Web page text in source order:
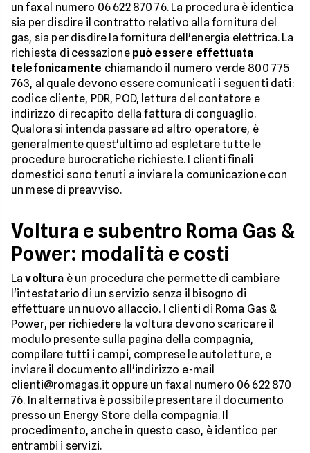
un fax al numero 06 622 870 76. La procedura è identica
sia per disdire il contratto relativo alla fornitura del
gas, sia per disdire la fornitura dell'energia elettrica. La
richiesta di cessazione può essere effettuata
telefonicamente chiamando il numero verde 800 775
763, al quale devono essere comunicati i seguenti dati:
codice cliente, PDR, POD, lettura del contatore e
indirizzo di recapito della fattura di conguaglio.
Qualora si intenda passare ad altro operatore, è
generalmente quest'ultimo ad espletare tutte le
procedure burocratiche richieste. I clienti finali
domestici sono tenuti a inviare la comunicazione con
un mese di preavviso.
Voltura e subentro Roma Gas &
Power: modalità e costi
Lavoltura è un procedura che permette di cambiare
l'intestatario di un servizio senza il bisogno di
effettuare un nuovo allaccio. I clienti di Roma Gas &
Power, per richiedere la voltura devono scaricare il
modulo presente sulla pagina della compagnia,
compilare tutti i campi, comprese le autoletture, e
inviare il documento all'indirizzo e-mail
clienti@romagas.it oppure un fax al numero 06 622 870
76. In alternativa è possibile presentare il documento
presso un Energy Store della compagnia. Il
procedimento, anche in questo caso, è identico per
entrambi i servizi.